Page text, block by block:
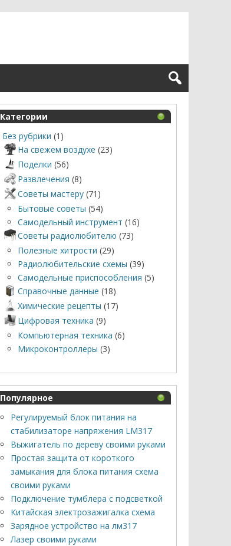
Категории
Без рубрики (1)
На свежем воздухе (23)
Поделки (56)
Развлечения (8)
Советы мастеру (71)
Бытовые советы (54)
Самодельный инструмент (16)
Советы радиолюбителю (73)
Полезные хитрости (29)
Радиолюбительские схемы (39)
Самодельные приспособления (5)
Справочные данные (18)
Химические рецепты (17)
Цифровая техника (9)
Компьютерная техника (6)
Микроконтроллеры (3)
Популярное
Регулируемый блок питания на
стабилизаторе напряжения LM317
Выжигатель по дереву своими руками
Простая защита от короткого
замыкания для блока питания схема
своими руками
Подключение тумблера с подсветкой
Китайская электрозажигалка схема
Зарядное устройство на лм317
Лазер своими руками